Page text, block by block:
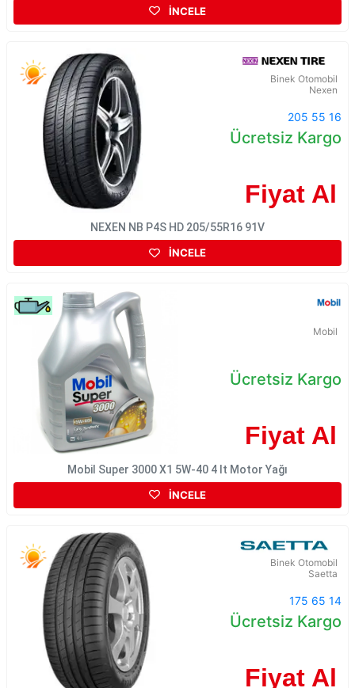
İNCELE
Binek Otomobil
Nexen
205 55 16
Ücretsiz Kargo
Fiyat Al
NEXEN NB P4S HD 205/55R16 91V
İNCELE
Mobil
Ücretsiz Kargo
Fiyat Al
Mobil Super 3000 X1 5W-40 4 lt Motor Yağı
İNCELE
Binek Otomobil
Saetta
175 65 14
Ücretsiz Kargo
Fiyat Al